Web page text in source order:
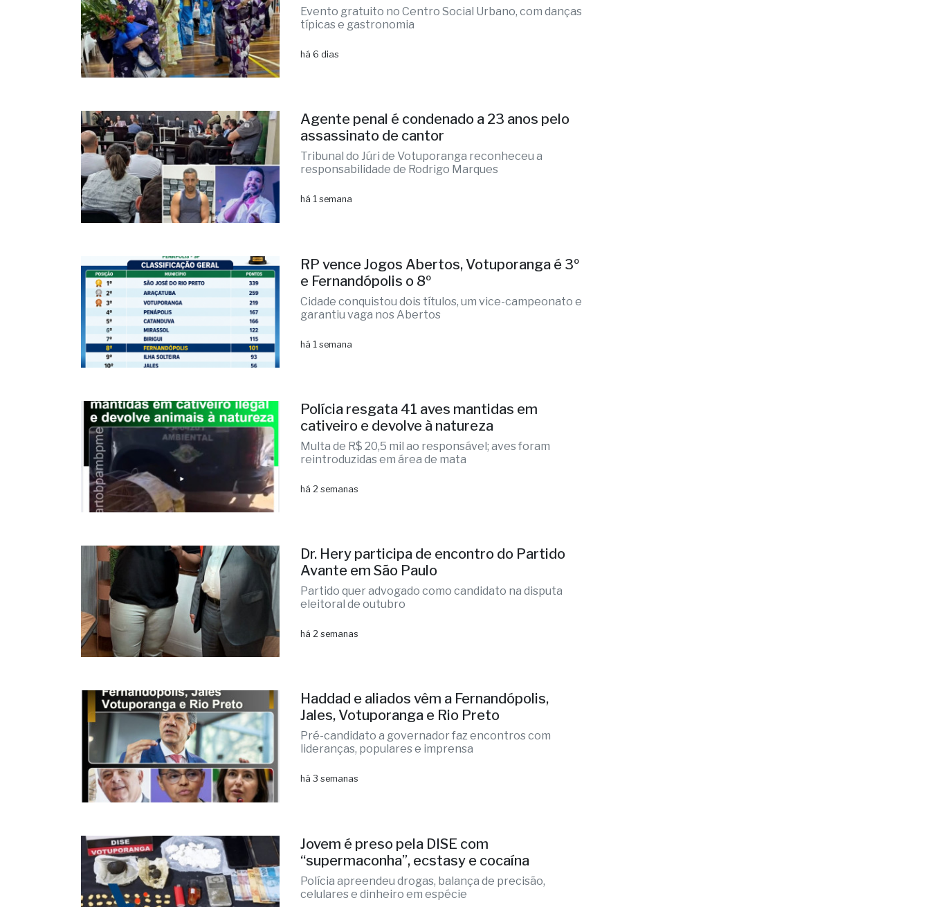
Evento gratuito no Centro Social Urbano, com danças
típicas e gastronomia
há 6 dias
Agente penal é condenado a 23 anos pelo
assassinato de cantor
Tribunal do Júri de Votuporanga reconheceu a
responsabilidade de Rodrigo Marques
há 1 semana
RP vence Jogos Abertos, Votuporanga é 3º
e Fernandópolis o 8º
Cidade conquistou dois títulos, um vice-campeonato e
garantiu vaga nos Abertos
há 1 semana
Polícia resgata 41 aves mantidas em
cativeiro e devolve à natureza
Multa de R$ 20,5 mil ao responsável; aves foram
reintroduzidas em área de mata
há 2 semanas
Dr. Hery participa de encontro do Partido
Avante em São Paulo
Partido quer advogado como candidato na disputa
eleitoral de outubro
há 2 semanas
Haddad e aliados vêm a Fernandópolis,
Jales, Votuporanga e Rio Preto
Pré-candidato a governador faz encontros com
lideranças, populares e imprensa
há 3 semanas
Jovem é preso pela DISE com
“supermaconha”, ecstasy e cocaína
Polícia apreendeu drogas, balança de precisão,
celulares e dinheiro em espécie